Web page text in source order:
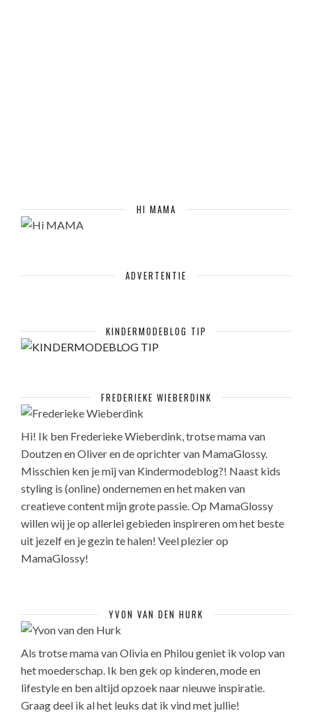
HI MAMA
ADVERTENTIE
KINDERMODEBLOG TIP
FREDERIEKE WIEBERDINK
Hi! Ik ben Frederieke Wieberdink, trotse mama van
Doutzen en Oliver en de oprichter van MamaGlossy.
Misschien ken je mij van Kindermodeblog?! Naast kids
styling is (online) ondernemen en het maken van
creatieve content mijn grote passie. Op MamaGlossy
willen wij je op allerlei gebieden inspireren om het beste
uit jezelf en je gezin te halen! Veel plezier op
MamaGlossy!
YVON VAN DEN HURK
Als trotse mama van Olivia en Philou geniet ik volop van
het moederschap. Ik ben gek op kinderen, mode en
lifestyle en ben altijd opzoek naar nieuwe inspiratie.
Graag deel ik al het leuks dat ik vind met jullie!